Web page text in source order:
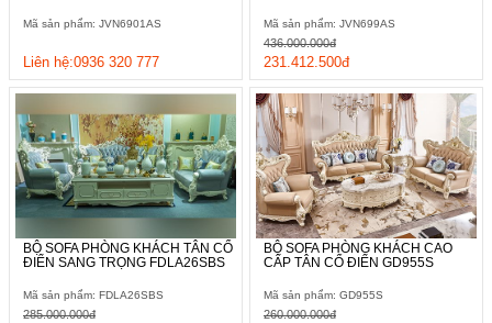
Mã sản phẩm: JVN6901AS
Liên hệ:0936 320 777
Mã sản phẩm: JVN699AS
231.412.500đ
436.000.000đ
BỘ SOFA PHÒNG KHÁCH TÂN CỔ
ĐIỂN SANG TRỌNG FDLA26SBS
Mã sản phẩm: FDLA26SBS
285.000.000đ
BỘ SOFA PHÒNG KHÁCH CAO
CẤP TÂN CỔ ĐIỂN GD955S
Mã sản phẩm: GD955S
260.000.000đ